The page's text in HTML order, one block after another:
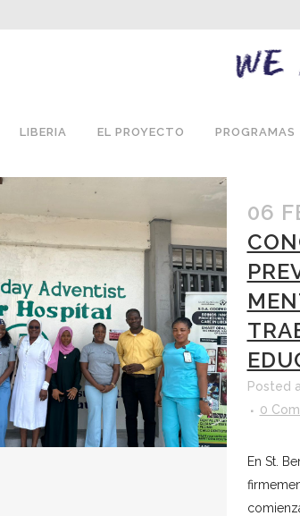
LIBERIA EL PROYECTO PROGRAMAS
06
Posted
0
En St.